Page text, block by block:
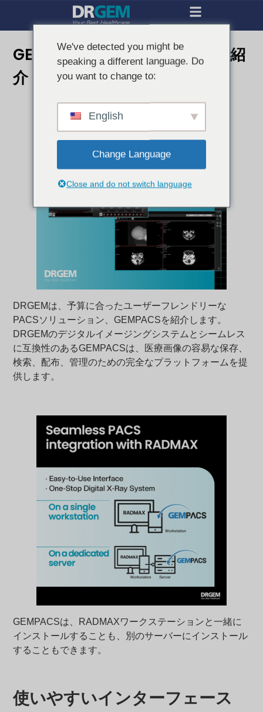
GEMPACSソリューションのご紹
介！
DRGEMは、予算に合ったユーザーフレンドリーな
PACSソリューション、GEMPACSを紹介します。
DRGEMのデジタルイメージングシステムとシームレス
に互換性のあるGEMPACSは、医療画像の容易な保存、
検索、配布、管理のための完全なプラットフォームを提
供します。
GEMPACSは、RADMAXワークステーションと一緒に
インストールすることも、別のサーバーにインストール
することもできます。
使いやすいインターフェース
We've detected you might be
speaking a different language. Do
you want to change to:
English
Change Language
Close and do not switch language